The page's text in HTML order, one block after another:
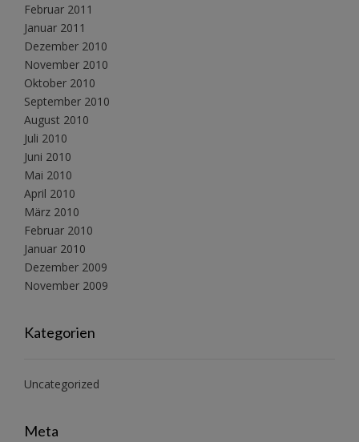
Februar 2011
Januar 2011
Dezember 2010
November 2010
Oktober 2010
September 2010
August 2010
Juli 2010
Juni 2010
Mai 2010
April 2010
März 2010
Februar 2010
Januar 2010
Dezember 2009
November 2009
Kategorien
Uncategorized
Meta